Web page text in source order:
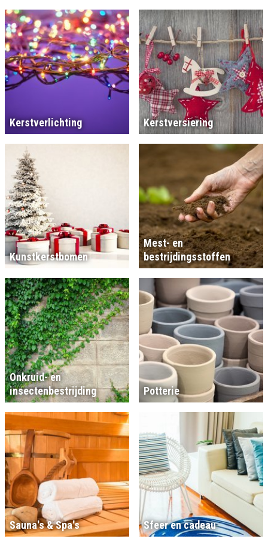
Kerstverlichting Kerstversiering
Kunstkerstbomen
Mest- en
bestrijdingsstoffen
Onkruid- en
insectenbestrijding
Potterie
Sauna's & Spa's Sfeer en cadeau